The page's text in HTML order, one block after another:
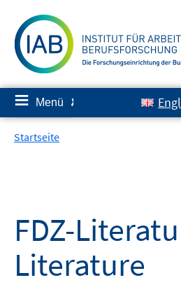
zum
Inhalt
≡ Menü ✘
Startseite
FDZ-
Literature